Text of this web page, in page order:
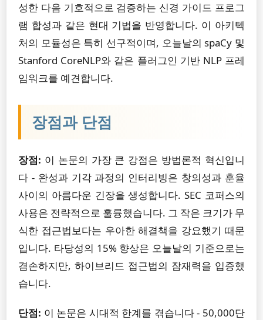
성한 다음 기호적으로 검증하는 신경 가이드 프로그
램 합성과 같은 현대 기법을 반영합니다. 이 아키텍
처의 모듈성은 특히 선구적이며, 오늘날의 spaCy 및
Stanford CoreNLP와 같은 플러그인 기반 NLP 프레
임워크를 예견합니다.
장점과 단점
장점: 이 논문의 가장 큰 강점은 방법론적 혁신입니
다 - 완성과 기각 과정의 인터리빙은 창의성과 훈율
사이의 아름다운 긴장을 생성합니다. SEC 코퍼스의
사용은 전략적으로 훌륭했습니다. 그 작은 크기가 무
식한 접근법보다는 우아한 해결책을 강요했기 때문
입니다. 타당성의 15% 향상은 오늘날의 기준으로는
겸손하지만, 하이브리드 접근법의 잠재력을 입증했
습니다.
단점: 이 논문은 시대적 한계를 겪습니다 - 50,000단